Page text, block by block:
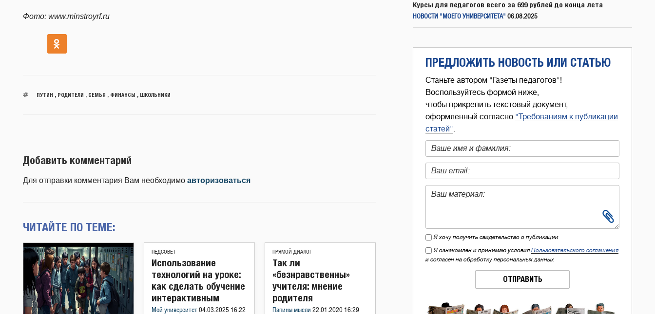
Фото: www.minstroyrf.ru
ПУТИН , РОДИТЕЛИ , СЕМЬЯ , ФИНАНСЫ , ШКОЛЬНИКИ
Добавить комментарий
Для отправки комментария Вам необходимо авторизоваться
ЧИТАЙТЕ ПО ТЕМЕ:
ПЕДСОВЕТ
Использование
технологий на уроке:
как сделать обучение
интерактивным
Мой университет 04.03.2025 16:22
ПРЯМОЙ ДИАЛОГ
Так ли
«безнравственны»
учителя: мнение
родителя
Папины мысли 22.01.2020 16:29
Курсы для педагогов всего за 699 рублей до конца лета
НОВОСТИ "МОЕГО УНИВЕРСИТЕТА" 06.08.2025
ПРЕДЛОЖИТЬ НОВОСТЬ ИЛИ СТАТЬЮ
Станьте автором "Газеты педагогов"!
Воспользуйтесь формой ниже,
чтобы прикрепить текстовый документ,
оформленный согласно "Требованиям к публикации
статей".
Я хочу получить свидетельство о публикации
Я ознакомлен и принимаю условия Пользовательского соглашения
и согласен на обработку персональных данных
ОТПРАВИТЬ